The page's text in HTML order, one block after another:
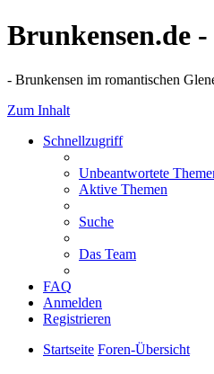
Brunkensen.de
- Brunkensen im romantischen
Zum Inhalt
Schnellzugriff
Unbeantwortete
Aktive Themen
Suche
Das Team
FAQ
Anmelden
Registrieren
Startseite Foren-Übersicht